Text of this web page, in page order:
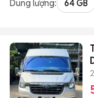
Dung lượng: 64 GB